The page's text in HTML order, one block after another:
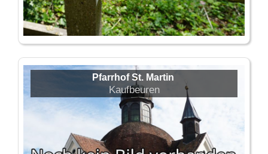
Pfarrhof St. Martin
Kaufbeuren